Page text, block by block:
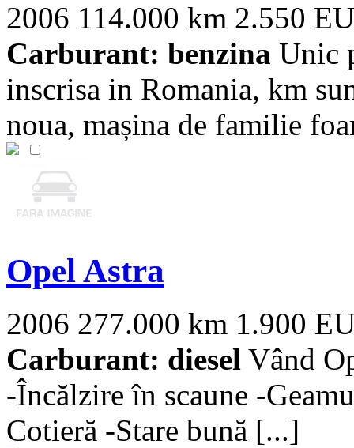
2006 114.000 km 2.550
Carburant: benzina Unic
inscrisa in Romania, km
noua, mașina de familie
Opel Astra
2006 277.000 km 1.900
Carburant: diesel Vând
-Încălzire în scaune -
Cotieră -Stare bună [...]